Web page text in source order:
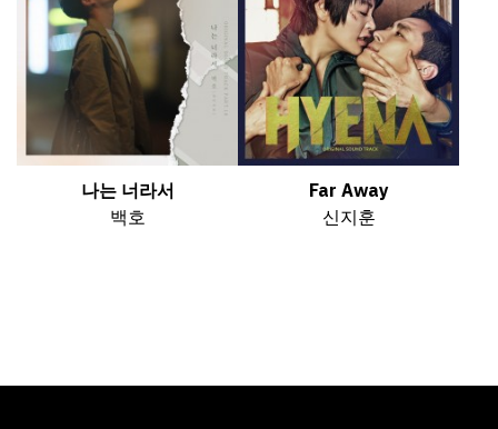
나는 너라서
백호
Far Away
신지훈